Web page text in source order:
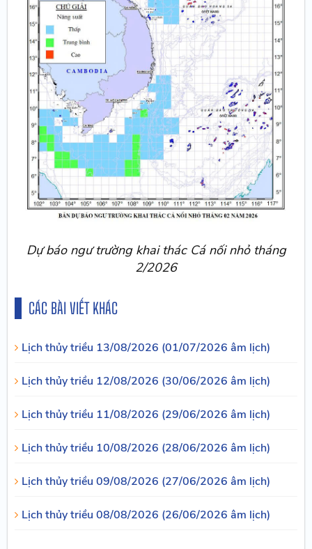
Dự báo ngư trường khai thác Cá nối nhỏ tháng
2/2026
CÁC BÀI VIẾT KHÁC
Lịch thủy triều 13/08/2026 (01/07/2026 âm lịch)
Lịch thủy triều 12/08/2026 (30/06/2026 âm lịch)
Lịch thủy triều 11/08/2026 (29/06/2026 âm lịch)
Lịch thủy triều 10/08/2026 (28/06/2026 âm lịch)
Lịch thủy triều 09/08/2026 (27/06/2026 âm lịch)
Lịch thủy triều 08/08/2026 (26/06/2026 âm lịch)